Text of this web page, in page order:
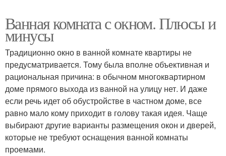
Ванная комната с окном. Плюсы и
минусы
Традиционно окно в ванной комнате квартиры не
предусматривается. Тому была вполне объективная и
рациональная причина: в обычном многоквартирном
доме прямого выхода из ванной на улицу нет. И даже
если речь идет об обустройстве в частном доме, все
равно мало кому приходит в голову такая идея. Чаще
выбирают другие варианты размещения окон и дверей,
которые не требуют оснащения ванной комнаты
проемами.